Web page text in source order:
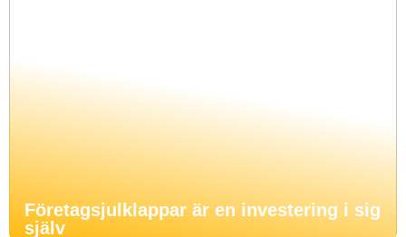
Företagsjulklappar är en investering i sig
själv